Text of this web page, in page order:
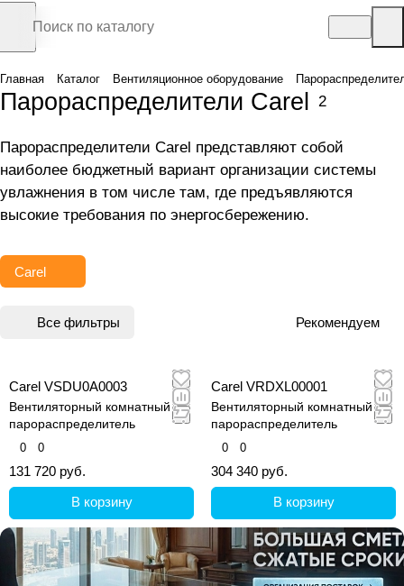
Главная Каталог Вентиляционное оборудование
Парораспределители Carel 2
Парораспределители Carel представляют собой
наиболее бюджетный вариант организации системы
увлажнения в том числе там, где предъявляются
высокие требования по энергосбережению.
Carel
Все фильтры Рекомендуем
Carel VSDU0A0003
Вентиляторный комнатный
парораспределитель
0 0
131 720 руб.
В корзину
Carel VRDXL00001
Вентиляторный комнатный
парораспределитель
0 0
304 340 руб.
В корзину